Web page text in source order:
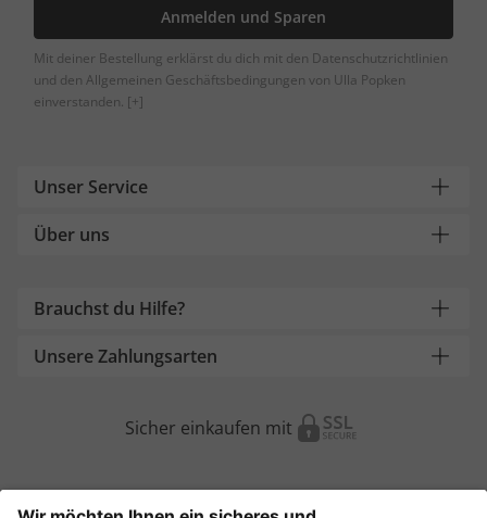
Anmelden und Sparen
Mit deiner Bestellung erklärst du dich mit den Datenschutzrichtlinien
und den Allgemeinen Geschäftsbedingungen von Ulla Popken
einverstanden. [+]
Unser Service
Über uns
Brauchst du Hilfe?
Unsere Zahlungsarten
Sicher einkaufen mit
Weitere Onlineshops